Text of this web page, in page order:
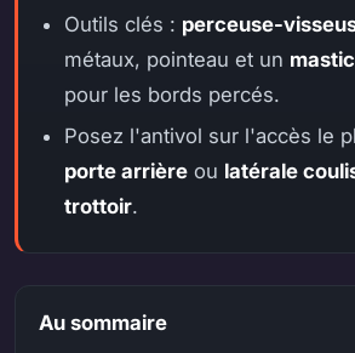
Outils clés : perceuse-
métaux, pointeau et un
pour les bords percés.
Posez l'antivol sur l'accès le
porte arrière ou latérale
trottoir.
Au sommaire